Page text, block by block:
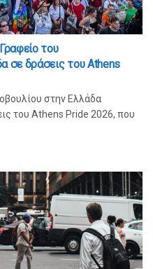
του
σε δράσεις του Athens
στην Ελλάδα
του Athens Pride 2026, που